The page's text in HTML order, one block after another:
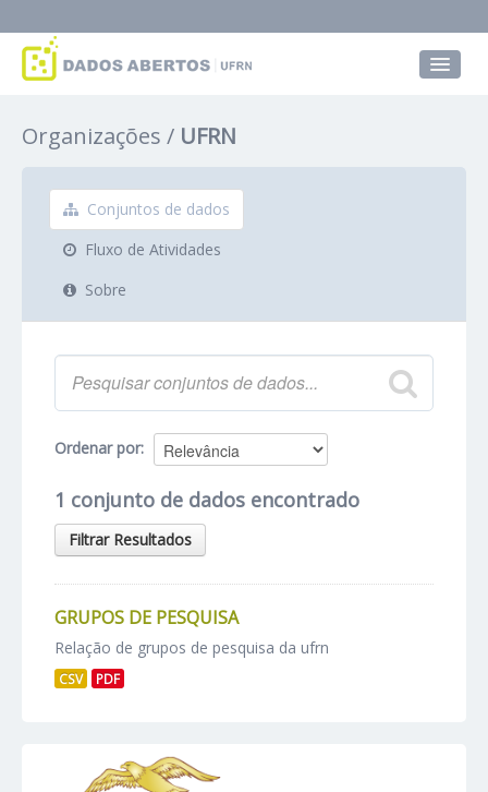
Grupos
Sobre
Organizações UFRN
Conjuntos de dados
Fluxo de Atividades
Sobre
Ordenar por
1 conjunto de dados encontrado
Filtrar Resultados
GRUPOS DE PESQUISA
Relação de grupos de pesquisa da ufrn
CSV PDF